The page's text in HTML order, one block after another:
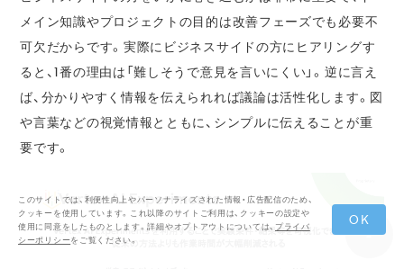
メイン知識やプロジェクトの目的は改善フェーズでも必要不
可欠だからです。実際にビジネスサイドの方にヒアリングす
ると、1番の理由は「難しそうで意見を言いにくい」。逆に言え
ば、分かりやすく情報を伝えられれば議論は活性化します。図
や言葉などの視覚情報とともに、シンプルに伝えることが重
要です。
このサイトでは、利便性向上やパーソナライズされた情報・広告配信のため、
クッキーを使用しています。これ以降のサイトご利用は、クッキーの設定や
使用に同意をしたものとします。詳細やオプトアウトについては、 プライバ
シーポリシーをご覧ください。
OK